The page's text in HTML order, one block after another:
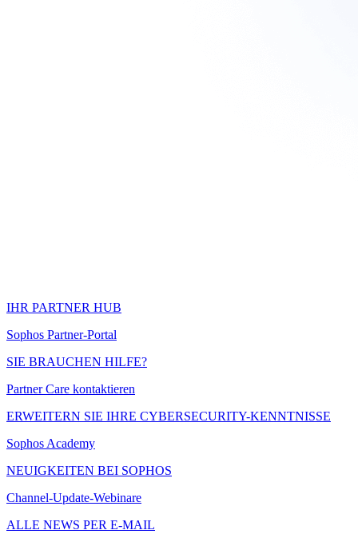
IHR PARTNER HUB
Sophos Partner-Portal
SIE BRAUCHEN HILFE?
Partner Care kontaktieren
ERWEITERN SIE IHRE CYBERSECURITY-KENNTNISSE
Sophos Academy
NEUIGKEITEN BEI SOPHOS
Channel-Update-Webinare
ALLE NEWS PER E-MAIL